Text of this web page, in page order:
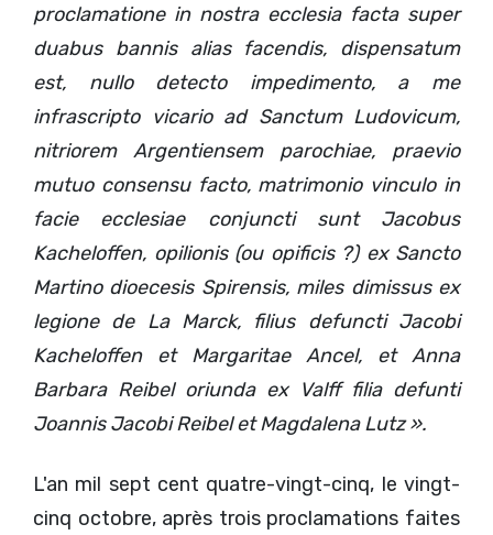
proclamatione in nostra ecclesia facta super
duabus bannis alias facendis, dispensatum
est, nullo detecto impedimento, a me
infrascripto vicario ad Sanctum Ludovicum,
nitriorem Argentiensem parochiae, praevio
mutuo consensu facto, matrimonio vinculo in
facie ecclesiae conjuncti sunt Jacobus
Kacheloffen, opilionis (ou opificis ?) ex Sancto
Martino dioecesis Spirensis, miles dimissus ex
legione de La Marck, filius defuncti Jacobi
Kacheloffen et Margaritae Ancel, et Anna
Barbara Reibel oriunda ex Valff filia defunti
Joannis Jacobi Reibel et Magdalena Lutz ».
L'an mil sept cent quatre-vingt-cinq, le vingt-
cinq octobre, après trois proclamations faites